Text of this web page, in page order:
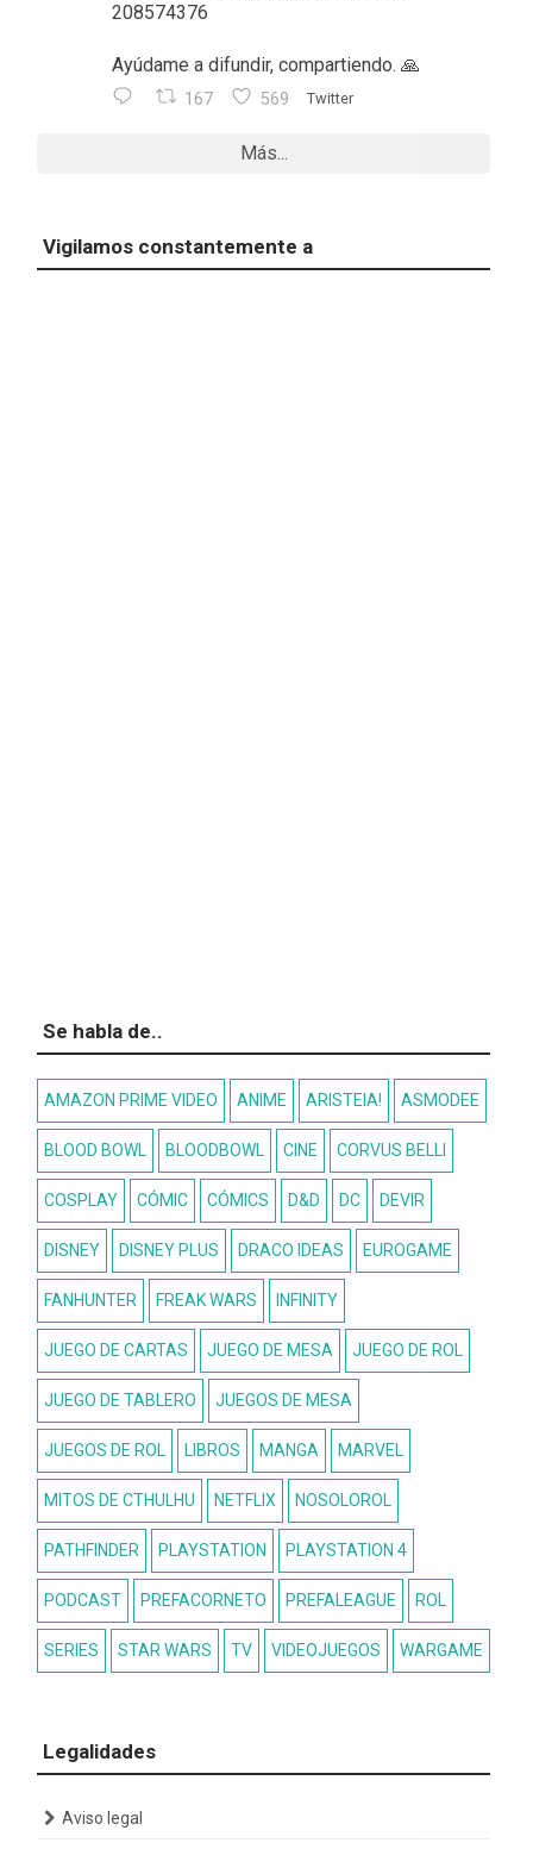
208574376
Ayúdame a difundir, compartiendo. 🙏
167 569 Twitter
Más...
Vigilamos constantemente a
Se habla de..
AMAZON PRIME VIDEO ANIME ARISTEIA! ASMODEE
BLOOD BOWL BLOODBOWL CINE CORVUS BELLI
COSPLAY CÓMIC CÓMICS D&D DC DEVIR
DISNEY DISNEY PLUS DRACO IDEAS EUROGAME
FANHUNTER FREAK WARS INFINITY
JUEGO DE CARTAS JUEGO DE MESA JUEGO DE ROL
JUEGO DE TABLERO JUEGOS DE MESA
JUEGOS DE ROL LIBROS MANGA MARVEL
MITOS DE CTHULHU NETFLIX NOSOLOROL
PATHFINDER PLAYSTATION PLAYSTATION 4
PODCAST PREFACORNETO PREFALEAGUE ROL
SERIES STAR WARS TV VIDEOJUEGOS WARGAME
Legalidades
Aviso legal